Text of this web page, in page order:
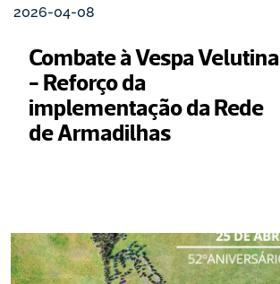
2026-04-08
Combate à Vespa Velutina
- Reforço da
implementação da Rede
de Armadilhas